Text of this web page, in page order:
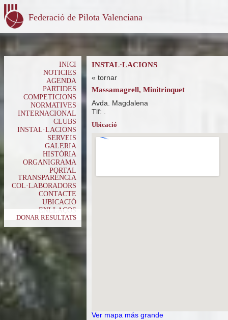
Federació de Pilota Valenciana
INICI
NOTICIES
AGENDA
PARTIDES
COMPETICIONS
NORMATIVES
INTERNACIONAL
CLUBS
INSTAL·LACIONS
SERVEIS
GALERIA
HISTÒRIA
ORGANIGRAMA
PORTAL
TRANSPARÈNCIA
COL·LABORADORS
CONTACTE
UBICACIÓ
ENLLAÇOS
DONAR RESULTATS
INSTAL·LACIONS
« tornar
Massamagrell, Minitrinquet
Avda. Magdalena
Tlf: .
Ubicació
Ver mapa más grande